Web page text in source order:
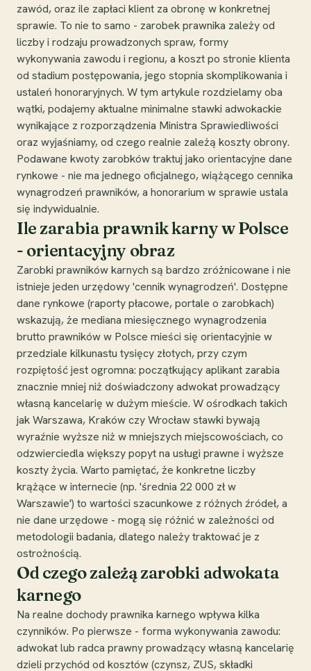
zawód, oraz ile zapłaci klient za obronę w konkretnej
sprawie. To nie to samo - zarobek prawnika zależy od
liczby i rodzaju prowadzonych spraw, formy
wykonywania zawodu i regionu, a koszt po stronie klienta
od stadium postępowania, jego stopnia skomplikowania i
ustaleń honoraryjnych. W tym artykule rozdzielamy oba
wątki, podajemy aktualne minimalne stawki adwokackie
wynikające z rozporządzenia Ministra Sprawiedliwości
oraz wyjaśniamy, od czego realnie zależą koszty obrony.
Podawane kwoty zarobków traktuj jako orientacyjne dane
rynkowe - nie ma jednego oficjalnego, wiążącego cennika
wynagrodzeń prawników, a honorarium w sprawie ustala
się indywidualnie.
Ile zarabia prawnik karny w Polsce
- orientacyjny obraz
Zarobki prawników karnych są bardzo zróżnicowane i nie
istnieje jeden urzędowy 'cennik wynagrodzeń'. Dostępne
dane rynkowe (raporty płacowe, portale o zarobkach)
wskazują, że mediana miesięcznego wynagrodzenia
brutto prawników w Polsce mieści się orientacyjnie w
przedziale kilkunastu tysięcy złotych, przy czym
rozpiętość jest ogromna: początkujący aplikant zarabia
znacznie mniej niż doświadczony adwokat prowadzący
własną kancelarię w dużym mieście. W ośrodkach takich
jak Warszawa, Kraków czy Wrocław stawki bywają
wyraźnie wyższe niż w mniejszych miejscowościach, co
odzwierciedla większy popyt na usługi prawne i wyższe
koszty życia. Warto pamiętać, że konkretne liczby
krążące w internecie (np. 'średnia 22 000 zł w
Warszawie') to wartości szacunkowe z różnych źródeł, a
nie dane urzędowe - mogą się różnić w zależności od
metodologii badania, dlatego należy traktować je z
ostrożnością.
Od czego zależą zarobki adwokata
karnego
Na realne dochody prawnika karnego wpływa kilka
czynników. Po pierwsze - forma wykonywania zawodu:
adwokat lub radca prawny prowadzący własną kancelarię
dzieli przychód od kosztów (czynsz, ZUS, składki